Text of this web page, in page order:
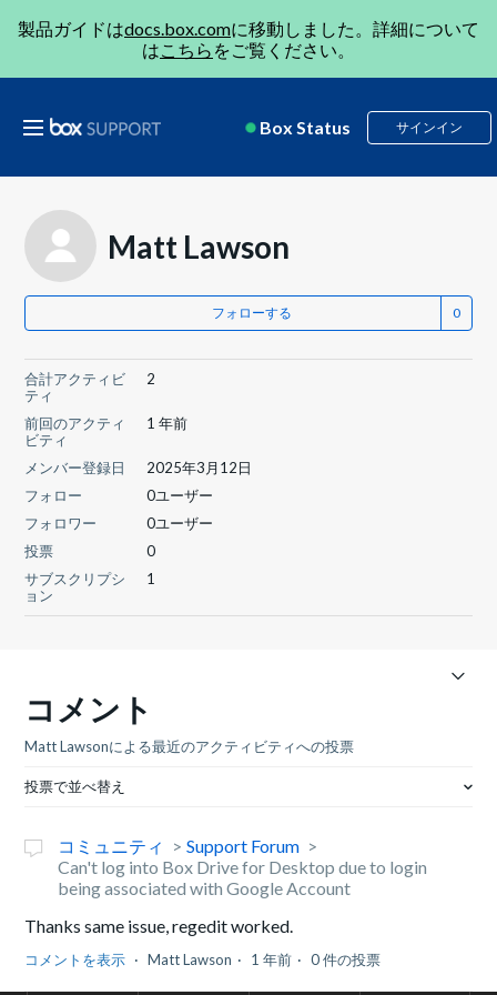
製品ガイドはdocs.box.comに移動しました。詳細について
はこちら をご覧ください。
Box Status サインイン
Matt Lawson
フォローする
合計アクティビ
ティ
2
前回のアクティ
ビティ
1 年前
メンバー登録日
2025年3月12日
フォロー
0ユーザー
フォロワー
0ユーザー
投票
0
サブスクリプシ
ョン
1
コメント
Matt Lawsonによる最近のアクティビティへの投票
投票で並べ替え
コミュニティ
Support Forum
Can't log into Box Drive for Desktop due to login
being associated with Google Account
Thanks same issue, regedit worked.
コメントを表示 Matt Lawson 1 年前 0 件の投票